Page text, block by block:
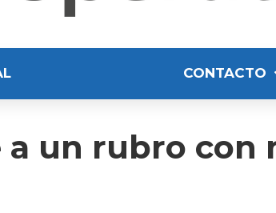
CONTACTO
un rubro con